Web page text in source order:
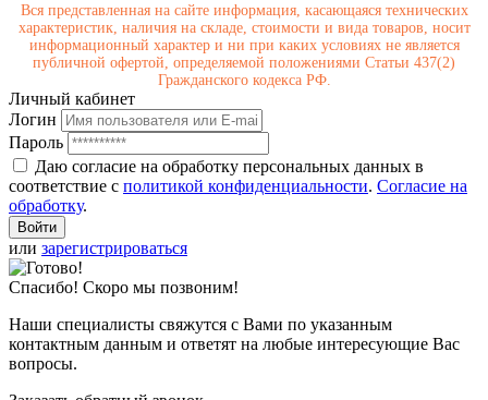
Вся представленная на сайте информация, касающаяся технических
характеристик, наличия на складе, стоимости и вида товаров, носит
информационный характер и ни при каких условиях не является
публичной офертой, определяемой положениями Статьи 437(2)
Гражданского кодекса РФ.
Личный кабинет
Логин
Пароль
Даю согласие на обработку персональных данных в
соответствие с политикой конфиденциальности. Согласие на
обработку.
или зарегистрироваться
Спасибо! Скоро мы позвоним!
Наши специалисты свяжутся с Вами по указанным
контактным данным и ответят на любые интересующие Вас
вопросы.